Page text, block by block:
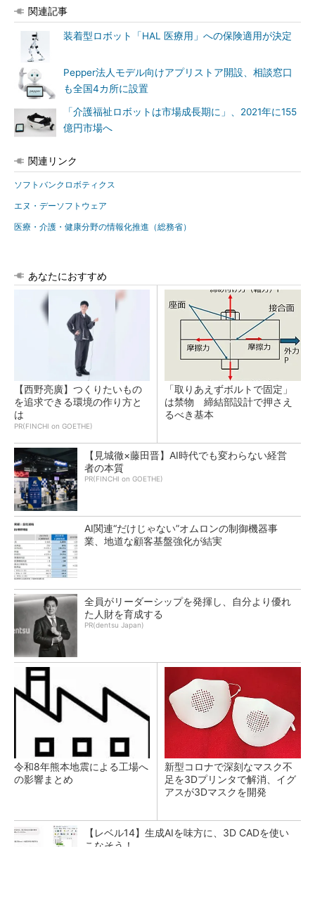
関連記事
装着型ロボット「HAL 医療用」への保険適用が決定
Pepper法人モデル向けアプリストア開設、相談窓口
も全国4カ所に設置
「介護福祉ロボットは市場成長期に」、2021年に155
億円市場へ
関連リンク
ソフトバンクロボティクス
エヌ・デーソフトウェア
医療・介護・健康分野の情報化推進（総務省）
あなたにおすすめ
【西野亮廣】つくりたいもの
を追求できる環境の作り方と
は
PR(FINCHI on GOETHE)
「取りあえずボルトで固定」
は禁物 締結部設計で押さえ
るべき基本
【見城徹×藤田晋】AI時代でも変わらない経営
者の本質
PR(FINCHI on GOETHE)
AI関連“だけじゃない”オムロンの制御機器事
業、地道な顧客基盤強化が結実
全員がリーダーシップを発揮し、自分より優れ
た人財を育成する
PR(dentsu Japan)
令和8年熊本地震による工場へ
の影響まとめ
新型コロナで深刻なマスク不
足を3Dプリンタで解消、イグ
アスが3Dマスクを開発
【レベル14】生成AIを味方に、3D CADを使い
こなそう！